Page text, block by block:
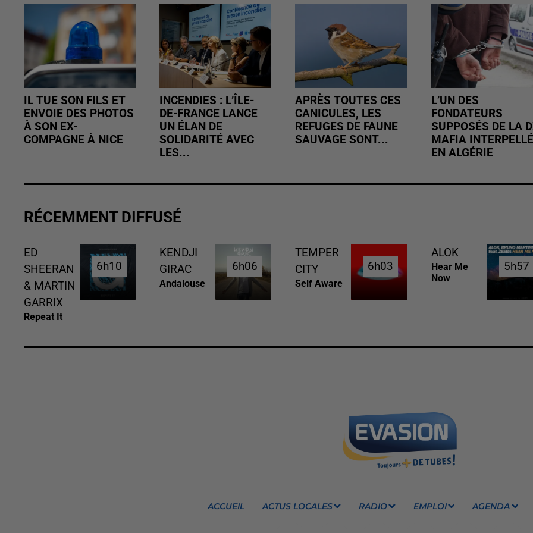
IL TUE SON FILS ET
ENVOIE DES PHOTOS
À SON EX-
COMPAGNE À NICE
INCENDIES : L’ÎLE-
DE-FRANCE LANCE
UN ÉLAN DE
SOLIDARITÉ AVEC
LES...
APRÈS TOUTES CES
CANICULES, LES
REFUGES DE FAUNE
SAUVAGE SONT...
L’UN DES
FONDATEURS
SUPPOSÉS DE LA
MAFIA INTERPELLÉ
EN ALGÉRIE
RÉCEMMENT DIFFUSÉ
ED
SHEERAN
& MARTIN
GARRIX
Repeat It
6h10
6h10
KENDJI
GIRAC
Andalouse
6h06
6h06
TEMPER
CITY
Self Aware
6h03
6h03
ALOK
Hear Me
Now
5h57
5h57
ACCUEIL ACTUS LOCALES RADIO EMPLOI AGENDA